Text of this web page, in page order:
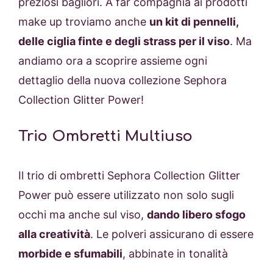
make up troviamo anche un kit di pennelli,
delle ciglia finte e degli strass per il viso. Ma
andiamo ora a scoprire assieme ogni
dettaglio della nuova collezione Sephora
Collection Glitter Power!
Trio Ombretti Multiuso
Il trio di ombretti Sephora Collection Glitter
Power può essere utilizzato non solo sugli
occhi ma anche sul viso, dando libero sfogo
alla creatività. Le polveri assicurano di essere
morbide e sfumabili, abbinate in tonalità